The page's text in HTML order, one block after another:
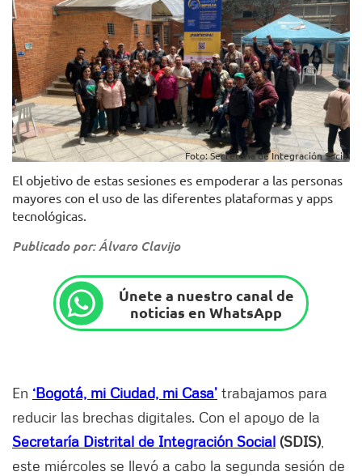
Foto: Secretaría de Integración Social
El objetivo de estas sesiones es empoderar a las personas
mayores con el uso de las diferentes plataformas y apps
tecnológicas.
Publicado por: Álvaro Clavijo
Únete a nuestro canal de
noticias en WhatsApp
En ‘Bogotá, mi Ciudad, mi Casa’ trabajamos para
reducir las brechas digitales. Con el apoyo de la
Secretaría Distrital de Integración Social (SDIS)
este miércoles se llevó a cabo la segunda sesión de